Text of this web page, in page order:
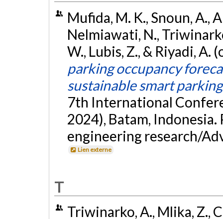
Mufida, M. K., Snoun, A.,
Nelmiawati, N.,
W., Lubis, Z., & Riyadi, A.
parking occupancy
sustainable smart
7th International
2024), Batam,
engineering research/
Lien externe
T
Triwinarko, A., Mlika, Z.,